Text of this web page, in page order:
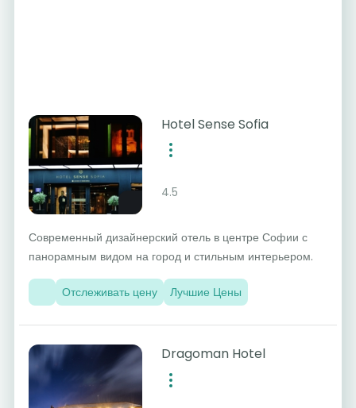
Hotel Sense Sofia
4.5
Современный дизайнерский отель в центре Софии с
панорамным видом на город и стильным интерьером.
Отслеживать цену Лучшие Цены
Dragoman Hotel